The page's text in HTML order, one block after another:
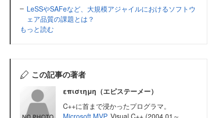
LeSSやSAFeなど、大規模アジャイルにおけるソフトウ
ェア品質の課題とは？
もっと読む
この記事の著者
επιστημη（エピステーメー）
C++に首まで浸かったプログラマ。
Microsoft MVP, Visual C++ (2004.01～